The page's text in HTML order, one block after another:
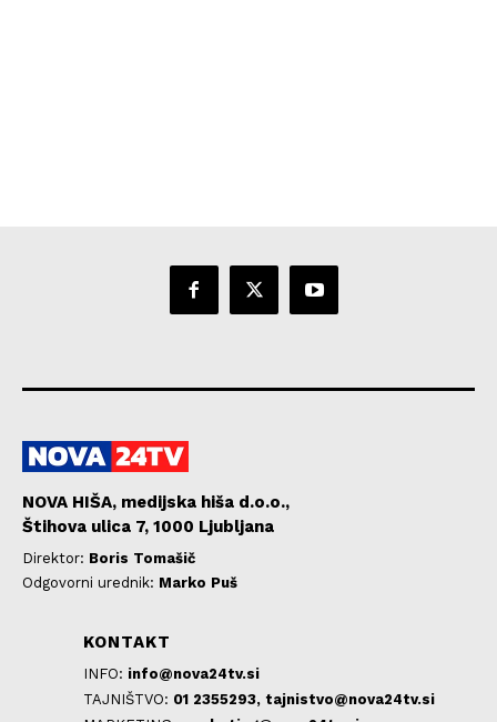
NOVA HIŠA, medijska hiša d.o.o.,
Štihova ulica 7, 1000 Ljubljana
Direktor: Boris Tomašič
Odgovorni urednik: Marko Puš
KONTAKT
INFO: info@nova24tv.si
TAJNIŠTVO: 01 2355293, tajnistvo@nova24tv.si